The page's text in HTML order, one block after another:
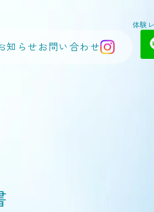
知らせ お問い合わせ
体験